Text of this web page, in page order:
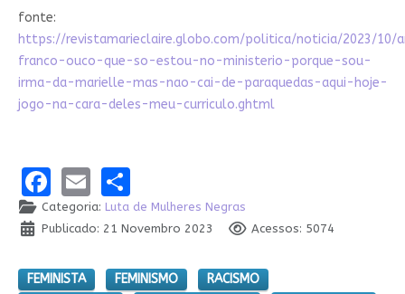
fonte:
https://revistamarieclaire.globo.com/politica/noticia/2023/10/
franco-ouco-que-so-estou-no-ministerio-porque-sou-
irma-da-marielle-mas-nao-cai-de-paraquedas-aqui-hoje-
jogo-na-cara-deles-meu-curriculo.ghtml
Facebook
EmailShare
Categoria: Luta de Mulheres Negras
Publicado: 21 Novembro 2023
Acessos: 5074
FEMINISTA FEMINISMO
RACISMO